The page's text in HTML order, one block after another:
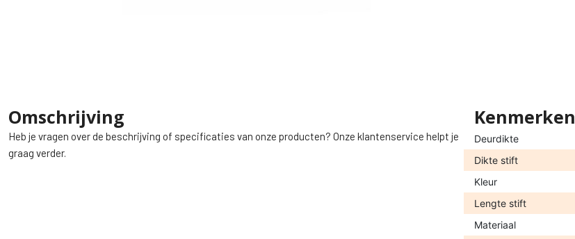
Omschrijving
Heb je vragen over de beschrijving of specificaties van onze producten? Onze klantenservice helpt je
graag verder.
Kenmerken
Deurdikte
Dikte stift
Kleur
Lengte stift
Materiaal